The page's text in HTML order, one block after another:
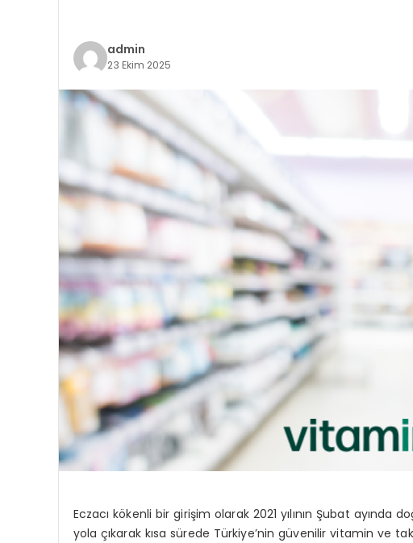
admin
23 Ekim 2025
Eczacı kökenli bir girişim olarak 2021 yılının Şubat ayında
yola çıkarak kısa sürede Türkiye’nin güvenilir vitamin ve